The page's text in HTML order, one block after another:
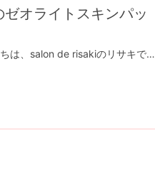
オライトスキンパッ
シミしわ肌改善salon de risakiこんにちは、salon de risakiのリサキです♡温かいですね。先日の研修でしっかり身につけた技術を早速アウトプット♡ドクターピュールボーテのゼオライトスキンマスクでしっかり化粧水、美容液をお肌に浸透させます。お客様のお肌の透明感が増しました✨✨手鏡で確認しながら🪞お客様も『わーっ、すごい』帰りには『白くなったー』と2人で大はしゃぎして楽しんでおりました✨綺麗になるお手伝いって本当に楽しいこんなお仕事をさせて頂けることに感謝です💓11、12月の年内キャンペーンドクターピュールボーテシリーズ①美肌菌育成フェイシャル5500円お肌の透明感がトーンアップ⤴️お肌の汚れをしっかり落として、くすみ解消、新しいお肌再生のベースを作りをしていきます。肌本来のバリア機能を高め、強い肌へと導きます美肌菌育成パック→角質拭き取り→美白パック→デコルテマッサージ（首肩付）→整肌②美白×陶器肌ゼオライト水素パック＆デコルテマッサージ ¥11000→¥8800期間限定キャンペーン 先着5名＜水素&50種類のミネラルを閉じ込め美白へ＞老化の原因となる活性酸素を除去/毛穴ザラつき・黒ずみ/赤み・ニキビケア/シワ&たるみ改善クレンジング→洗顔→ゼオライト水素マスク→デコルテバーティカルマッサージ(肩、首、背中ほぐし)→整肌年内は予約枠も限られております🙏気になる方はお早めにお問い合わせください✴︎予約の際は名前、電話番号、ご希望日時第3希望、希望メニュー名をお知らせください。ホットペパーでは対応できない時間も調整できるときもありますので、LINEがスムーズです✨𖧷 salon de risaki 𖧷⁡完全個室、完全予約制⁡営業時間 10:00〜18:00⁡【お支払い方法】✳︎都度払い可能✳︎お客様に合わせたプランも考えます⁡✽現金支払い可✽カード支払い可(1万円以上)✽paypay使用可能になりました✽振込み(カウンセリング後に商品購入の方)⁡𖠿住所 名古屋市西区名駅２丁目34-17 セントラル名古屋912(目の前にルーセントタワーがあり、道挟んだ向えのビルに入っております)𖠋最寄り駅名古屋駅 高島屋から徒歩5分⁡✎公式LINE @995lvqeg(LINEより@マークつけて検索してください)⁡𓆐HP http://www.salon-de-risaki.com👗お1人専用サロンですので、他のお客様と重なることのないようにご予約お取りしております。悩みが深い方でも安心して、お話できます